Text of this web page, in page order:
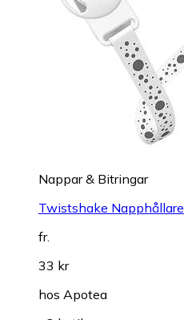
Nappar & Bitringar
Twistshake Napphållare
fr.
33 kr
hos Apotea